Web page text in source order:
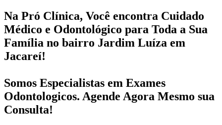
Na Pró Clínica, Você encontra Cuidado
Médico e Odontológico para Toda a Sua
Família no bairro Jardim Luíza em
Jacareí!
Somos Especialistas em Exames
Odontologicos. Agende Agora Mesmo sua
Consulta!